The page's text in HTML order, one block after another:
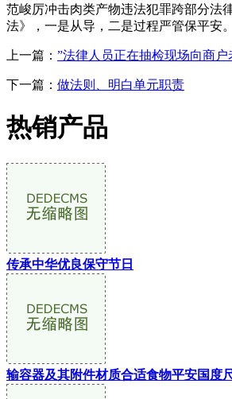
范峻厉冲击肉类产物违法犯罪跨部分法
法》，一是从导，二是过程严管保平安。
上一篇： ”法律人员正在抽检现场向商户
下一篇： 做法则、明白单元职责
热销产品
传承中华优良保守节日
输容器及其附件材质合适食物平安国度